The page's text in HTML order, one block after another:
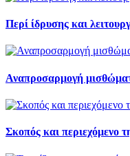
Περί ίδρυσης και
Αναπροσαρμογή
Σκοπός και περιεχόμενο